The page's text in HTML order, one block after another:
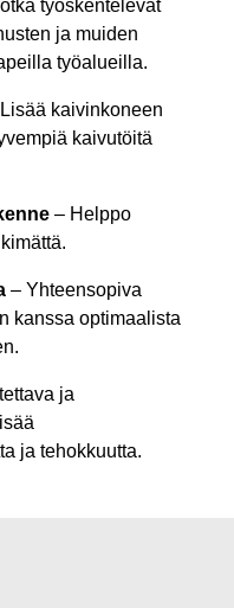
työskentelevät
ja muiden
työalueilla.
kaivinkoneen
kaivutöitä
– Helppo
– Yhteensopiva
kanssa optimaalista
ja
ja tehokkuutta.